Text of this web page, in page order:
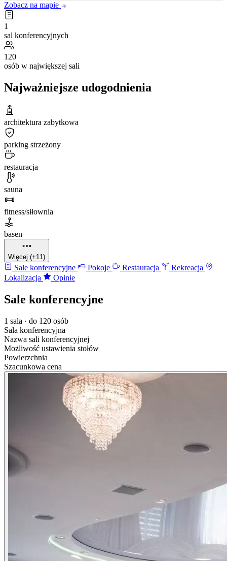
Zobacz na mapie
1
sal konferencyjnych
120
osób w największej sali
Najważniejsze udogodnienia
architektura zabytkowa
parking strzeżony
restauracja
sauna
fitness/siłownia
basen
Więcej (+11)
Sale konferencyjne Pokoje Restauracja
Rekreacja
Lokalizacja
Opinie
Sale konferencyjne
1 sala · do 120 osób
Sala konferencyjna
Nazwa sali konferencyjnej
Możliwość ustawienia stołów
Powierzchnia
Szacunkowa cena